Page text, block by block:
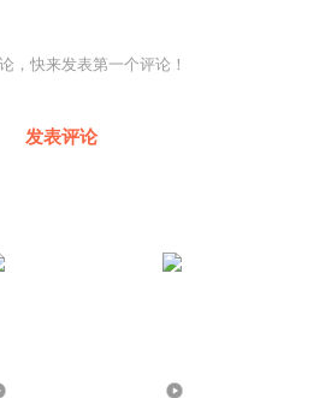
，快来发表第一个评论！
发表评论